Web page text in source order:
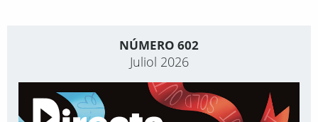
NÚMERO 602
Juliol 2026